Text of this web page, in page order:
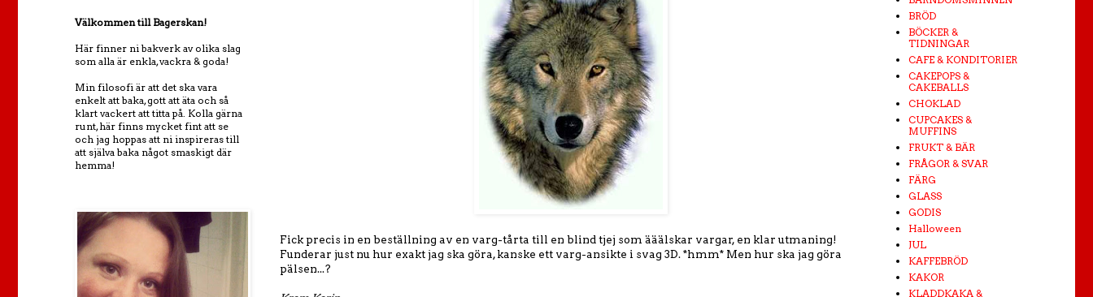
Fick precis in en beställning av en varg-tårta till en blind tjej som ääälskar vargar, en klar utmaning!
Funderar just nu hur exakt jag ska göra, kanske ett varg-ansikte i svag 3D. *hmm* Men hur ska jag göra
pälsen...?
Välkommen till Bagerskan!
Här finner ni bakverk av olika slag
som alla är enkla, vackra & goda!
Min filosofi är att det ska vara
enkelt att baka, gott att äta och så
klart vackert att titta på. Kolla gärna
runt, här finns mycket fint att se
och jag hoppas att ni inspireras till
att själva baka något smaskigt där
hemma!
BRÖD
BÖCKER &
TIDNINGAR
CAFE & KONDITORIER
CAKEPOPS &
CAKEBALLS
CHOKLAD
CUPCAKES &
MUFFINS
FRUKT & BÄR
FRÅGOR & SVAR
FÄRG
GLASS
GODIS
Halloween
JUL
KAFFEBRÖD
KAKOR
KLADDKAKA &